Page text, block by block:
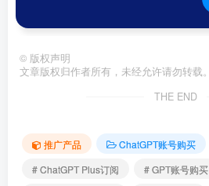
© 版权声明
文章版权归作者所有，未经允许请勿转载。
THE END
推广产品
ChatGPT账号购买
# ChatGPT Plus订阅
# GPT账号购买